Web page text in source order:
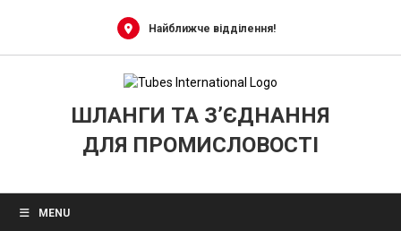
Найближче відділення!
ШЛАНГИ ТА З’ЄДНАННЯ
ДЛЯ ПРОМИСЛОВОСТІ
MENU